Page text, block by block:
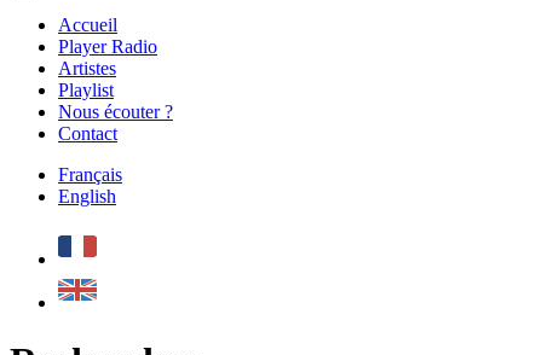
Accueil
Player Radio
Artistes
Playlist
Nous écouter ?
Contact
Français
English